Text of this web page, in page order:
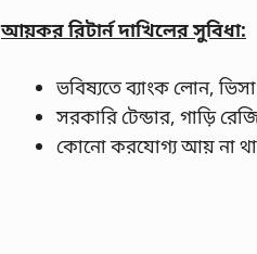
আয়কর রিটার্ন দাখিলের সুবিধা:
ভবিষ্যতে ব্যাংক লোন,
সরকারি টেন্ডার, গাড়ি
কোনো করযোগ্য আয় না